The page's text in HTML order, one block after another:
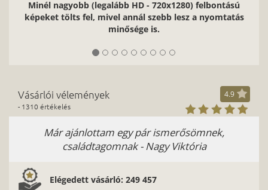
Minél nagyobb (legalább HD - 720x1280) felbontású
képeket tölts fel, mivel annál szebb lesz a nyomtatás
minősége is.
Vásárlói vélemények
- 1310 értékelés
4.9
Már ajánlottam egy pár ismerősömnek,
családtagomnak - Nagy Viktória
Elégedett vásárló: 249 457